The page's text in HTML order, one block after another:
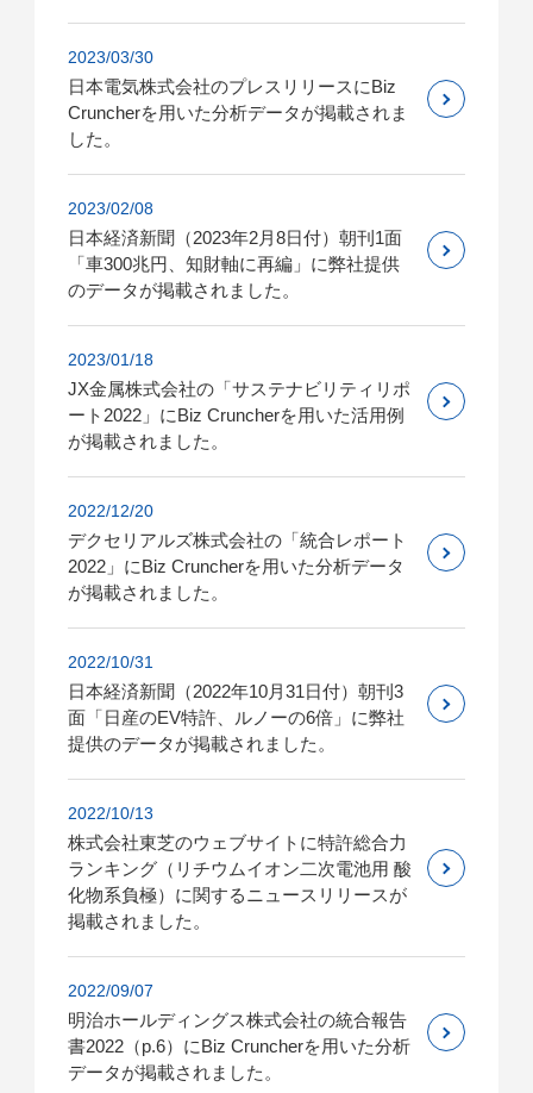
2023/03/30
日本電気株式会社のプレスリリースにBiz
Cruncherを用いた分析データが掲載されま
した。
2023/02/08
日本経済新聞（2023年2月8日付）朝刊1面
「車300兆円、知財軸に再編」に弊社提供
のデータが掲載されました。
2023/01/18
JX金属株式会社の「サステナビリティリポ
ート2022」にBiz Cruncherを用いた活用例
が掲載されました。
2022/12/20
デクセリアルズ株式会社の「統合レポート
2022」にBiz Cruncherを用いた分析データ
が掲載されました。
2022/10/31
日本経済新聞（2022年10月31日付）朝刊3
面「日産のEV特許、ルノーの6倍」に弊社
提供のデータが掲載されました。
2022/10/13
株式会社東芝のウェブサイトに特許総合力
ランキング（リチウムイオン二次電池用 酸
化物系負極）に関するニュースリリースが
掲載されました。
2022/09/07
明治ホールディングス株式会社の統合報告
書2022（p.6）にBiz Cruncherを用いた分析
データが掲載されました。